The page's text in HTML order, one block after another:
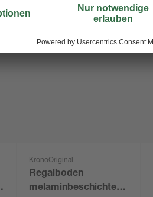
KronoOriginal
Regalboden
melaminbeschichtet